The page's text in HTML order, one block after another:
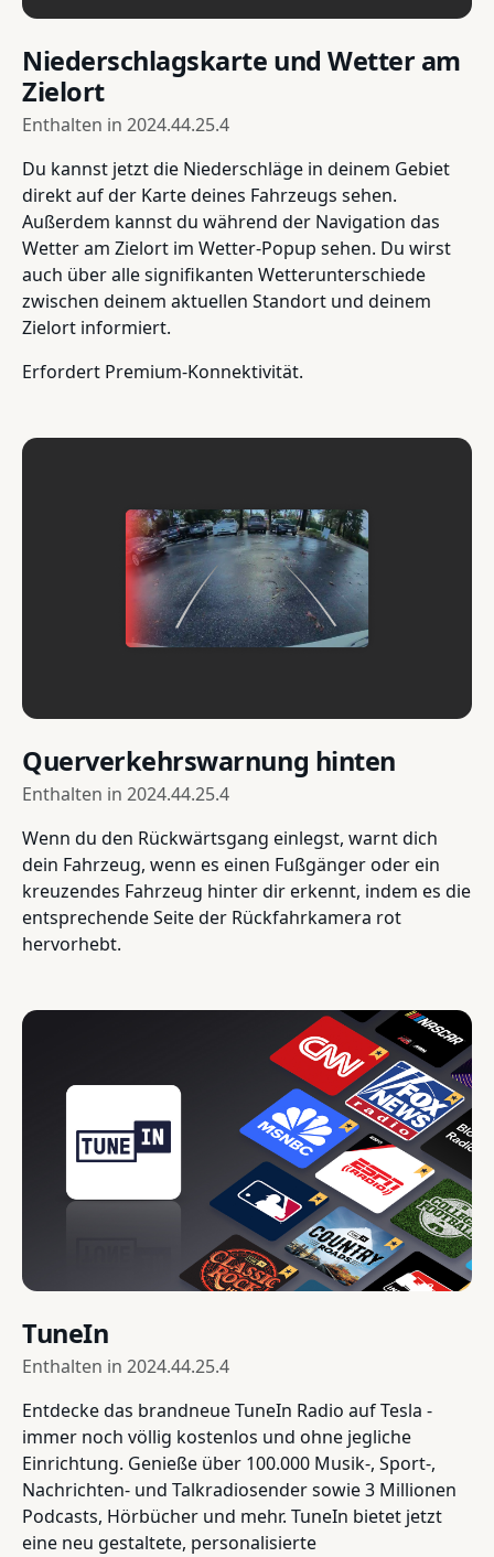
Niederschlagskarte und Wetter am
Zielort
Enthalten in 2024.44.25.4
Du kannst jetzt die Niederschläge in deinem Gebiet
direkt auf der Karte deines Fahrzeugs sehen.
Außerdem kannst du während der Navigation das
Wetter am Zielort im Wetter-Popup sehen. Du wirst
auch über alle signifikanten Wetterunterschiede
zwischen deinem aktuellen Standort und deinem
Zielort informiert.
Erfordert Premium-Konnektivität.
Querverkehrswarnung hinten
Enthalten in 2024.44.25.4
Wenn du den Rückwärtsgang einlegst, warnt dich
dein Fahrzeug, wenn es einen Fußgänger oder ein
kreuzendes Fahrzeug hinter dir erkennt, indem es die
entsprechende Seite der Rückfahrkamera rot
hervorhebt.
TuneIn
Enthalten in 2024.44.25.4
Entdecke das brandneue TuneIn Radio auf Tesla -
immer noch völlig kostenlos und ohne jegliche
Einrichtung. Genieße über 100.000 Musik-, Sport-,
Nachrichten- und Talkradiosender sowie 3 Millionen
Podcasts, Hörbücher und mehr. TuneIn bietet jetzt
eine neu gestaltete, personalisierte